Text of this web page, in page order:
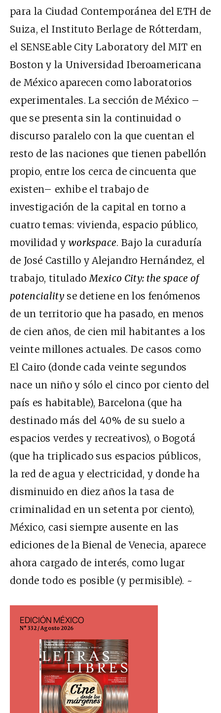
para la Ciudad Contemporánea del ETH de
Suiza, el Instituto Berlage de Rótterdam,
el SENSEable City Laboratory del MIT en
Boston y la Universidad Iberoamericana
de México aparecen como laboratorios
experimentales. La sección de México –
que se presenta sin la continuidad o
discurso paralelo con la que cuentan el
resto de las naciones que tienen pabellón
propio, entre los cerca de cincuenta que
existen– exhibe el trabajo de
investigación de la capital en torno a
cuatro temas: vivienda, espacio público,
movilidad yworkspace. Bajo la curaduría
de José Castillo y Alejandro Hernández, el
trabajo, tituladoMexico City: the space of
potenciality se detiene en los fenómenos
de un territorio que ha pasado, en menos
de cien años, de cien mil habitantes a los
veinte millones actuales. De casos como
El Cairo (donde cada veinte segundos
nace un niño y sólo el cinco por ciento del
país es habitable), Barcelona (que ha
destinado más del 40% de su suelo a
espacios verdes y recreativos), o Bogotá
(que ha triplicado sus espacios públicos,
la red de agua y electricidad, y donde ha
disminuido en diez años la tasa de
criminalidad en un setenta por ciento),
México, casi siempre ausente en las
ediciones de la Bienal de Venecia, aparece
ahora cargado de interés, como lugar
donde todo es posible (y permisible). ~
EDICIÓN MÉXICO
N° 332 / Agosto 2026